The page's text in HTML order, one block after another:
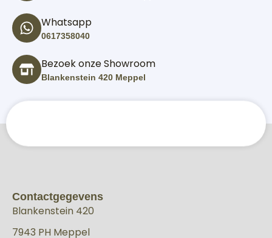
Whatsapp
0617358040
Bezoek onze Showroom
Blankenstein 420 Meppel
Contactgegevens
Blankenstein 420
7943 PH Meppel